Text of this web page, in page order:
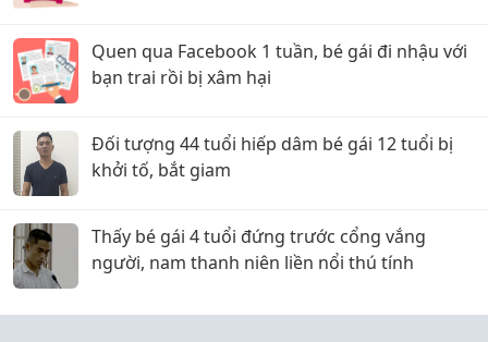
Quen qua Facebook 1 tuần, bé gái đi nhậu với
bạn trai rồi bị xâm hại
Đối tượng 44 tuổi hiếp dâm bé gái 12 tuổi bị
khởi tố, bắt giam
Thấy bé gái 4 tuổi đứng trước cổng vắng
người, nam thanh niên liền nổi thú tính